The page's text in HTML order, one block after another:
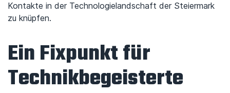
Kontakte in der Technologielandschaft der Steiermark
zu knüpfen.
Ein Fixpunkt für
Technikbegeisterte